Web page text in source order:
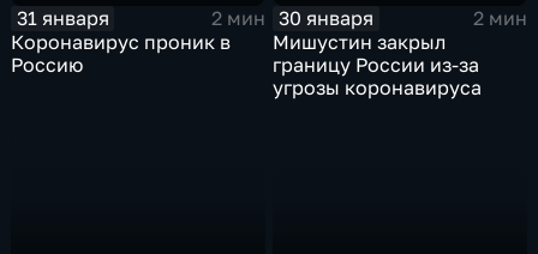
31 января
2 мин
Коронавирус проник в
Россию
30 января
2 мин
Мишустин закрыл
границу России из-за
угрозы коронавируса